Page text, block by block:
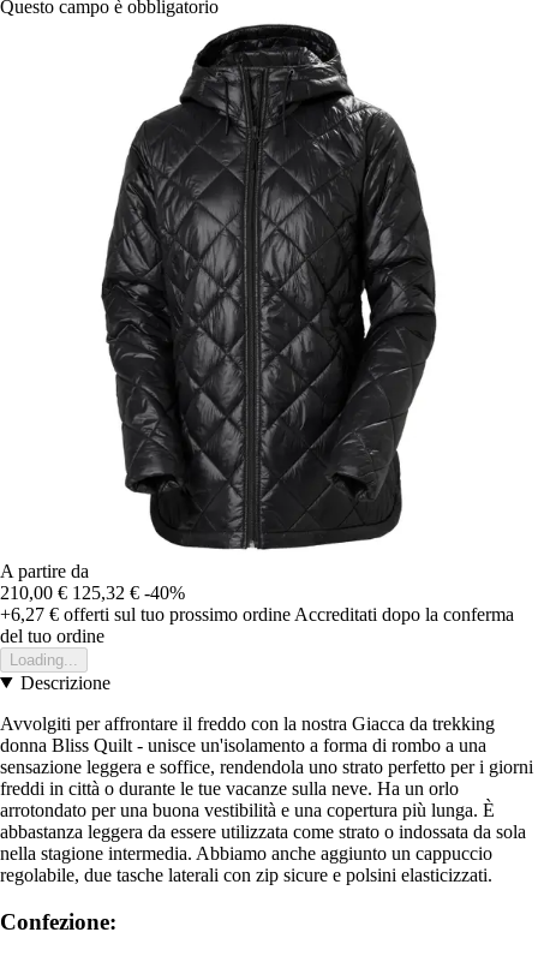
Questo campo è obbligatorio
A partire da
210,00 € 125,32 € -40%
+6,27 € offerti sul tuo prossimo ordine Accreditati dopo la conferma
del tuo ordine
Loading...
Descrizione
Avvolgiti per affrontare il freddo con la nostra Giacca da trekking
donna Bliss Quilt - unisce un'isolamento a forma di rombo a una
sensazione leggera e soffice, rendendola uno strato perfetto per i giorni
freddi in città o durante le tue vacanze sulla neve. Ha un orlo
arrotondato per una buona vestibilità e una copertura più lunga. È
abbastanza leggera da essere utilizzata come strato o indossata da sola
nella stagione intermedia. Abbiamo anche aggiunto un cappuccio
regolabile, due tasche laterali con zip sicure e polsini elasticizzati.
Confezione: